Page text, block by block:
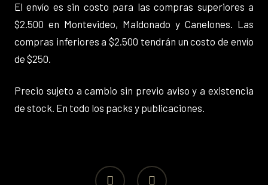
El envío es sin costo para las compras superiores a
$2.500 en Montevideo, Maldonado y Canelones. Las
compras inferiores a $2.500 tendrán un costo de envío
de $250.
Precio sujeto a cambio sin previo aviso y a existencia
de stock. En todo los packs y publicaciones.
facebook instagram